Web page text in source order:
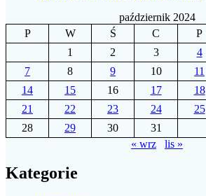
październik 2024
P
W Ś C P
1
2 3 4
7
8 9 10 11
14
15 16 17 18
21
22 23 24 25
28
29 30
31
« wrz
lis »
Kategorie